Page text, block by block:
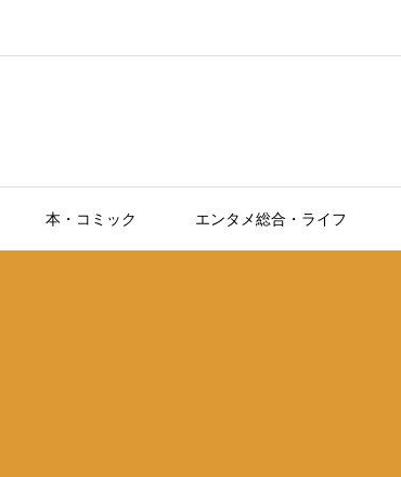
本・コミック エンタメ総合・ライフ